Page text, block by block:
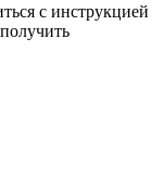
с инструкцией